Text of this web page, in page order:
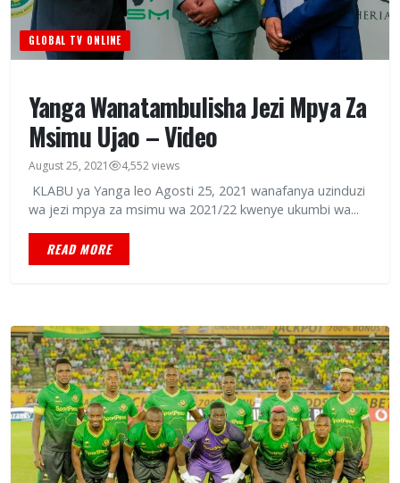
GLOBAL TV ONLINE
Yanga Wanatambulisha Jezi Mpya Za
Msimu Ujao – Video
August 25, 2021 4,552 views
KLABU ya Yanga leo Agosti 25, 2021 wanafanya uzinduzi
wa jezi mpya za msimu wa 2021/22 kwenye ukumbi wa...
READ MORE